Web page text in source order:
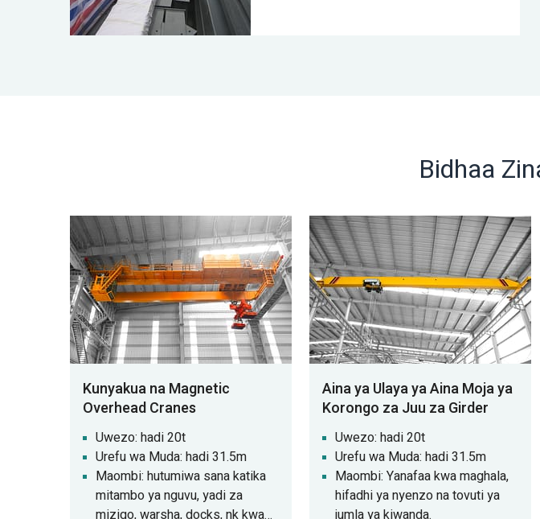
Bidhaa
Kunyakua na Magnetic
Overhead Cranes
Uwezo: hadi 20t
Urefu wa Muda: hadi 31.5m
Maombi: hutumiwa sana katika
mitambo ya nguvu, yadi za
mizigo, warsha, docks, nk kwa
Aina ya Ulaya ya Aina Moja ya
Korongo za Juu za Girder
Uwezo: hadi 20t
Urefu wa Muda: hadi 31.5m
Maombi: Yanafaa kwa maghala,
hifadhi ya nyenzo na tovuti ya
jumla ya kiwanda.